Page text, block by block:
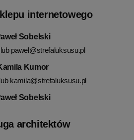
internetowego
Sobelski
pawel@strefaluksusu.pl
Kumor
kamila@strefaluksusu.pl
Sobelski
architektów